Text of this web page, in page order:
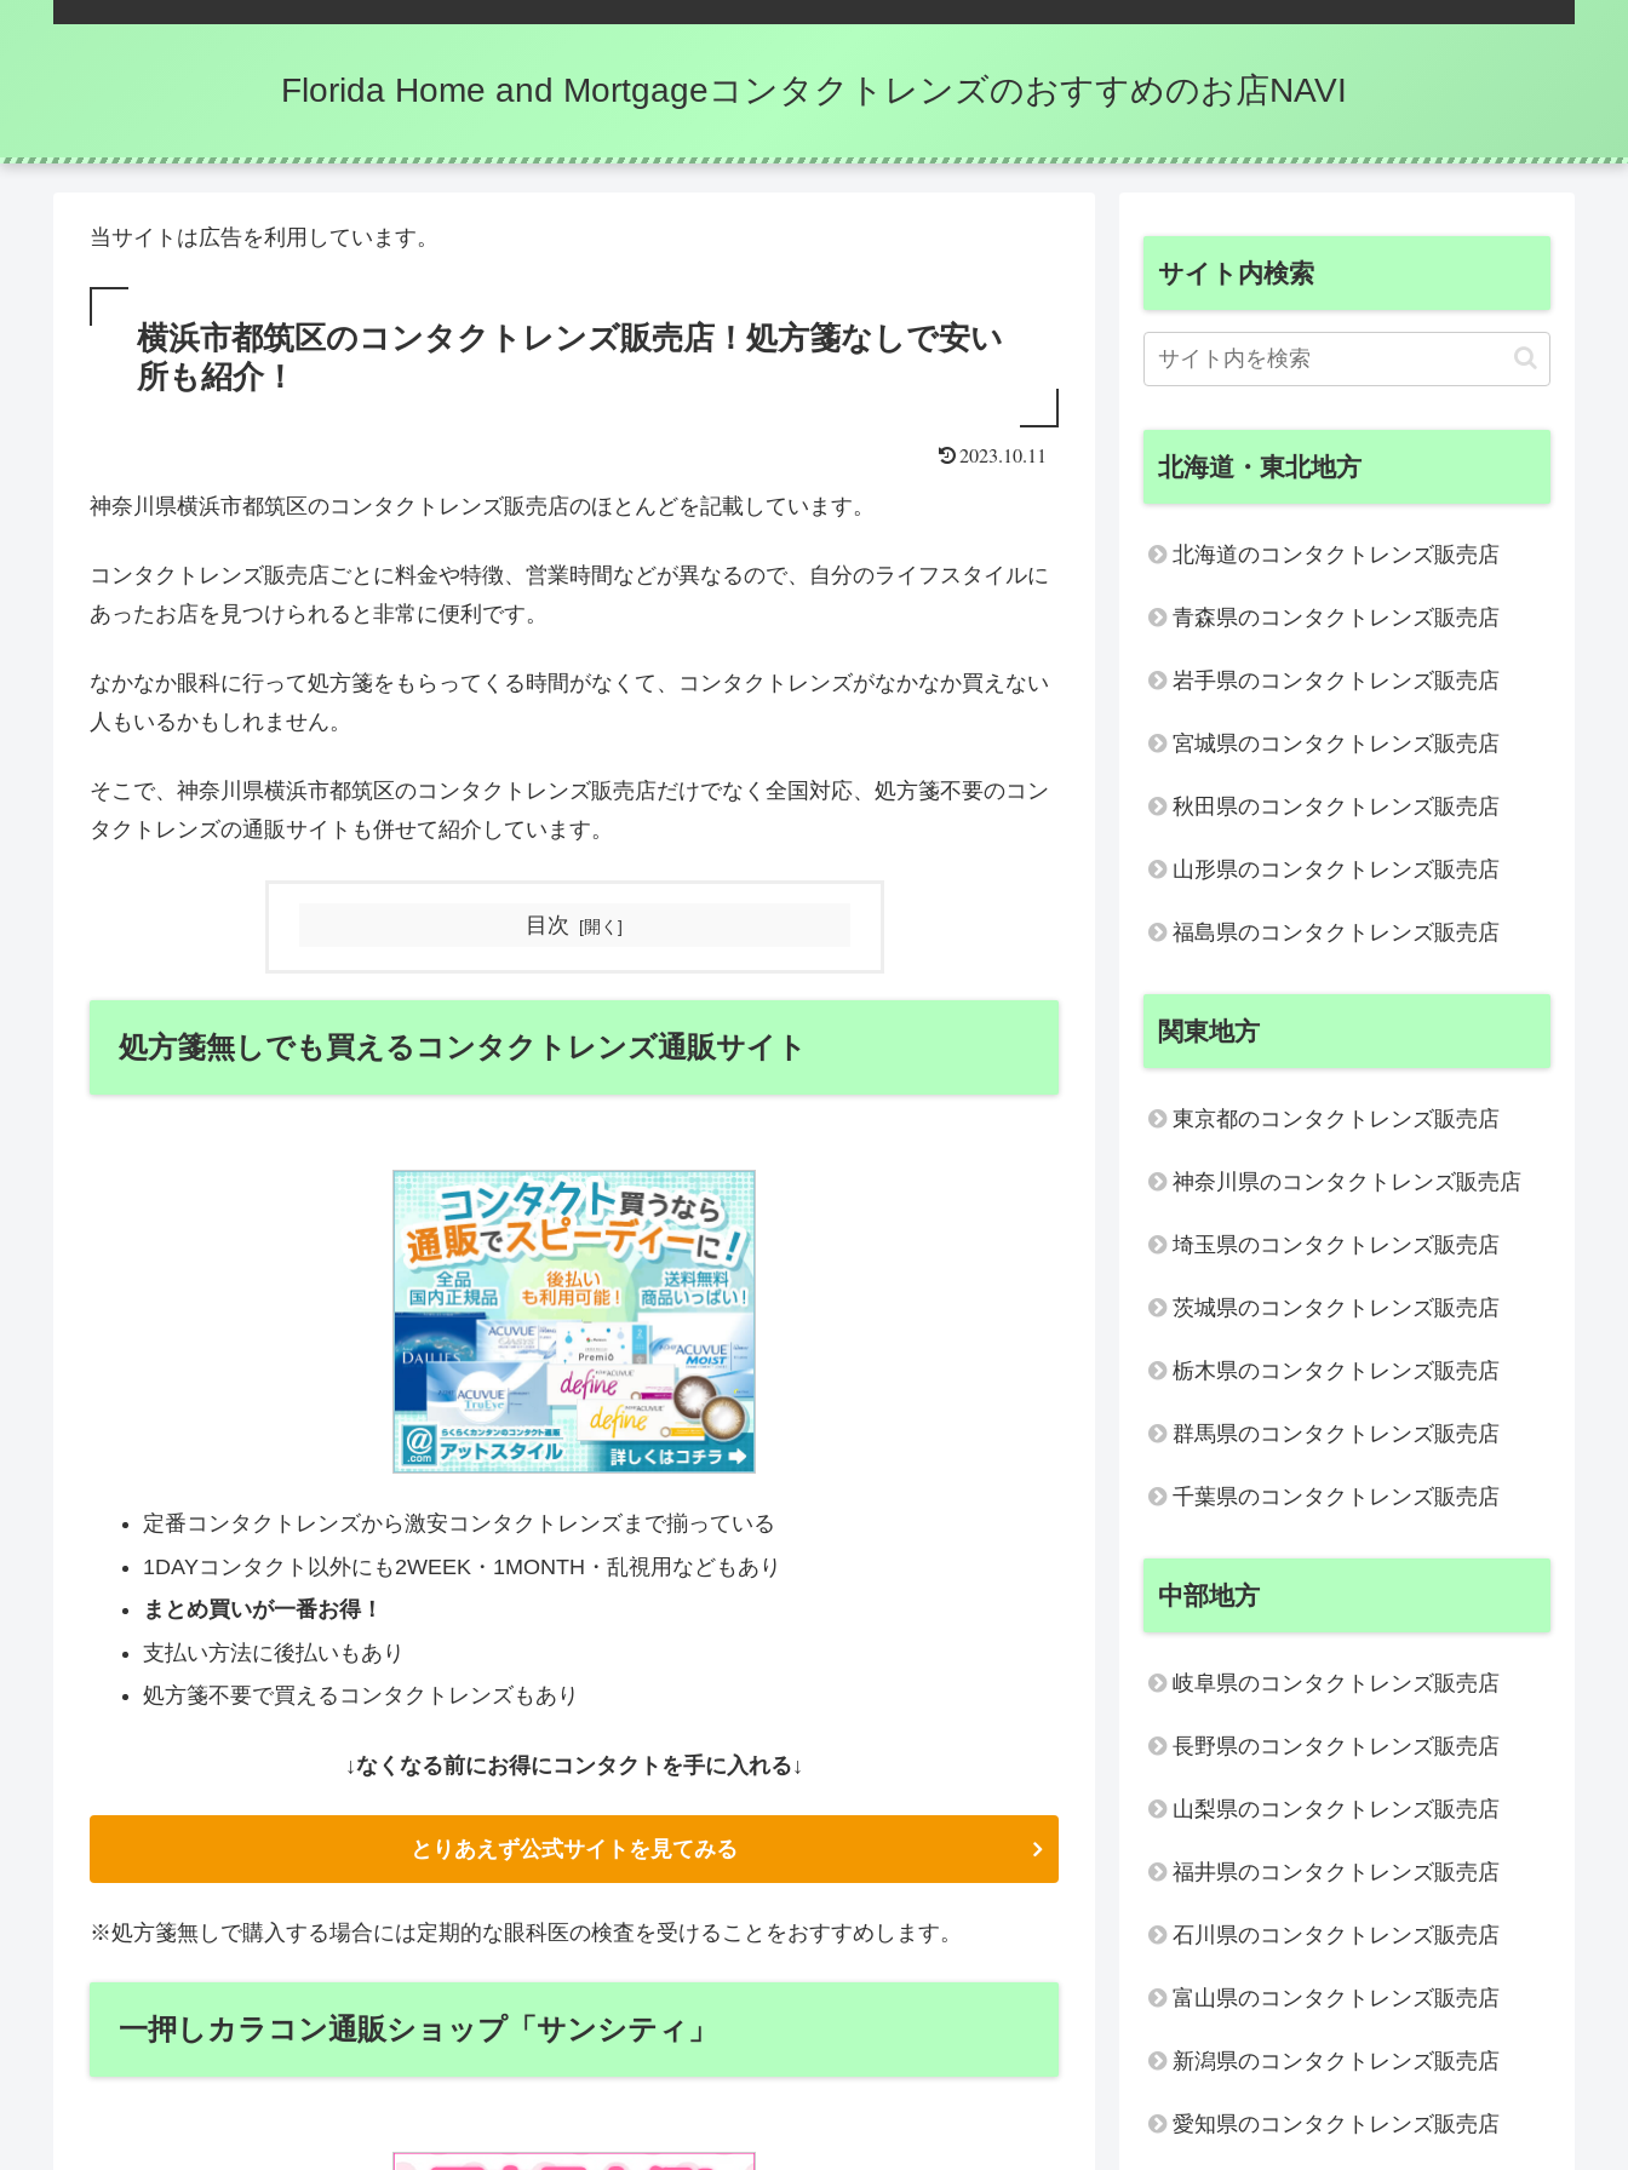
Florida Home and Mortgageコンタクトレンズのおすすめのお店NAVI
当サイトは広告を利用しています。
横浜市都筑区のコンタクトレンズ販売店！処方箋なしで安い
所も紹介！
2023.10.11
神奈川県横浜市都筑区のコンタクトレンズ販売店のほとんどを記載しています。
コンタクトレンズ販売店ごとに料金や特徴、営業時間などが異なるので、自分のライフスタイルに
あったお店を見つけられると非常に便利です。
なかなか眼科に行って処方箋をもらってくる時間がなくて、コンタクトレンズがなかなか買えない
人もいるかもしれません。
そこで、神奈川県横浜市都筑区のコンタクトレンズ販売店だけでなく全国対応、処方箋不要のコン
タクトレンズの通販サイトも併せて紹介しています。
目次
処方箋無しでも買えるコンタクトレンズ通販サイト
定番コンタクトレンズから激安コンタクトレンズまで揃っている
1DAYコンタクト以外にも2WEEK・1MONTH・乱視用などもあり
まとめ買いが一番お得！
支払い方法に後払いもあり
処方箋不要で買えるコンタクトレンズもあり
↓なくなる前にお得にコンタクトを手に入れる↓
とりあえず公式サイトを見てみる
※処方箋無しで購入する場合には定期的な眼科医の検査を受けることをおすすめします。
一押しカラコン通販ショップ「サンシティ」
サイト内検索
北海道・東北地方
北海道のコンタクトレンズ販売店
青森県のコンタクトレンズ販売店
岩手県のコンタクトレンズ販売店
宮城県のコンタクトレンズ販売店
秋田県のコンタクトレンズ販売店
山形県のコンタクトレンズ販売店
福島県のコンタクトレンズ販売店
関東地方
東京都のコンタクトレンズ販売店
神奈川県のコンタクトレンズ販売店
埼玉県のコンタクトレンズ販売店
茨城県のコンタクトレンズ販売店
栃木県のコンタクトレンズ販売店
群馬県のコンタクトレンズ販売店
千葉県のコンタクトレンズ販売店
中部地方
岐阜県のコンタクトレンズ販売店
長野県のコンタクトレンズ販売店
山梨県のコンタクトレンズ販売店
福井県のコンタクトレンズ販売店
石川県のコンタクトレンズ販売店
富山県のコンタクトレンズ販売店
新潟県のコンタクトレンズ販売店
愛知県のコンタクトレンズ販売店